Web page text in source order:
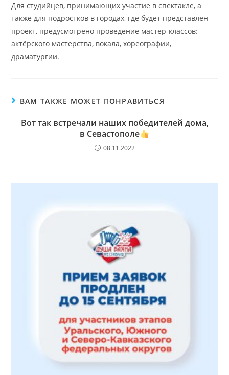
Для студийцев, принимающих участие в спектакле, а
также для подростков в городах, где будет представлен
проект, предусмотрено проведение мастер-классов:
актёрского мастерства, вокала, хореографии,
драматургии.
ВАМ ТАКЖЕ МОЖЕТ ПОНРАВИТЬСЯ
Вот так встречали наших победителей дома,
в Севастополе
08.11.2022